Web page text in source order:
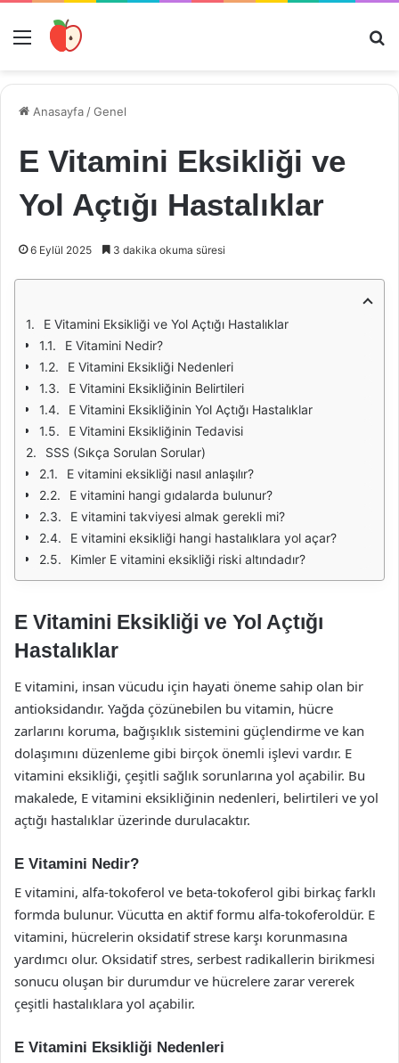
Menü
Anasayfa /Genel
E Vitamini Eksikliği ve
Yol Açtığı Hastalıklar
6 Eylül 2025 3 dakika okuma süresi
E Vitamini Eksikliği ve Yol Açtığı Hastalıklar
E Vitamini Nedir?
E Vitamini Eksikliği Nedenleri
E Vitamini Eksikliğinin Belirtileri
E Vitamini Eksikliğinin Yol Açtığı Hastalıklar
E Vitamini Eksikliğinin Tedavisi
SSS (Sıkça Sorulan Sorular)
E vitamini eksikliği nasıl anlaşılır?
E vitamini hangi gıdalarda bulunur?
E vitamini takviyesi almak gerekli mi?
E vitamini eksikliği hangi hastalıklara yol açar?
Kimler E vitamini eksikliği riski altındadır?
E Vitamini Eksikliği ve Yol Açtığı
Hastalıklar
E vitamini, insan vücudu için hayati öneme sahip olan bir
antioksidandır. Yağda çözünebilen bu vitamin, hücre
zarlarını koruma, bağışıklık sistemini güçlendirme ve kan
dolaşımını düzenleme gibi birçok önemli işlevi vardır. E
vitamini eksikliği, çeşitli sağlık sorunlarına yol açabilir. Bu
makalede, E vitamini eksikliğinin nedenleri, belirtileri ve yol
açtığı hastalıklar üzerinde durulacaktır.
E Vitamini Nedir?
E vitamini, alfa-tokoferol ve beta-tokoferol gibi birkaç farklı
formda bulunur. Vücutta en aktif formu alfa-tokoferoldür. E
vitamini, hücrelerin oksidatif strese karşı korunmasına
yardımcı olur. Oksidatif stres, serbest radikallerin birikmesi
sonucu oluşan bir durumdur ve hücrelere zarar vererek
çeşitli hastalıklara yol açabilir.
E Vitamini Eksikliği Nedenleri